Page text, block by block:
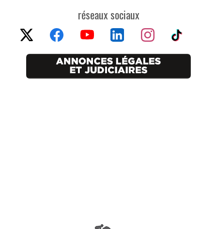
réseaux sociaux